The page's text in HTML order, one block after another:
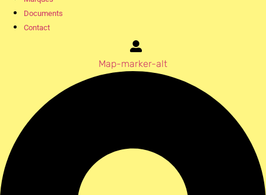
Documents
Contact
Map-marker-alt